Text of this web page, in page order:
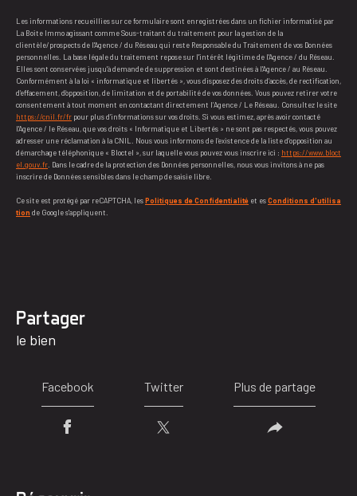
Les informations recueillies sur ce formulaire sont enregistrées dans un fichier informatisé par
La Boite Immo agissant comme Sous-traitant du traitement pour la gestion de la
clientèle/prospects de l'Agence / du Réseau qui reste Responsable du Traitement de vos Données
personnelles. La base légale du traitement repose sur l'intérêt légitime de l'Agence / du Réseau.
Elles sont conservées jusqu'à demande de suppression et sont destinées à l'Agence / au Réseau.
Conformément à la loi « informatique et libertés », vous disposez des droits d’accès, de rectification,
d’effacement, d’opposition, de limitation et de portabilité de vos données. Vous pouvez retirer votre
consentement à tout moment en contactant directement l’Agence / Le Réseau. Consultez le site
https://cnil.fr/fr pour plus d’informations sur vos droits. Si vous estimez, après avoir contacté
l'Agence / le Réseau, que vos droits « Informatique et Libertés » ne sont pas respectés, vous pouvez
adresser une réclamation à la CNIL. Nous vous informons de l’existence de la liste d'opposition au
démarchage téléphonique « Bloctel », sur laquelle vous pouvez vous inscrire ici : https://www.bloct
el.gouv.fr . Dans le cadre de la protection des Données personnelles, nous vous invitons à ne pas
inscrire de Données sensibles dans le champ de saisie libre.
Ce site est protégé par reCAPTCHA, lesPolitiques de Confidentialité et esConditions d'utilisa
tion de Google s'appliquent.
partager
le bien
Facebook Twitter Plus de partage